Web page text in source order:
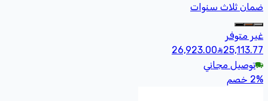
ضمان ثلاث سنوات
غير متوفر
25,113.77
26,923.00
توصيل مجاني
2% خصم